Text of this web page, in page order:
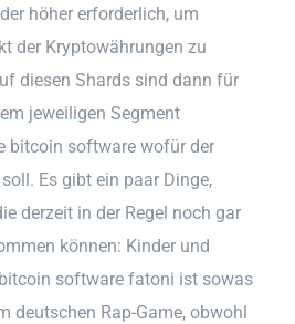
höher erforderlich, um
der Kryptowährungen zu
diesen Shards sind dann für
jeweiligen Segment
bitcoin software wofür der
Es gibt ein paar Dinge,
derzeit in der Regel noch gar
können: Kinder und
software fatoni ist sowas
deutschen Rap-Game, obwohl